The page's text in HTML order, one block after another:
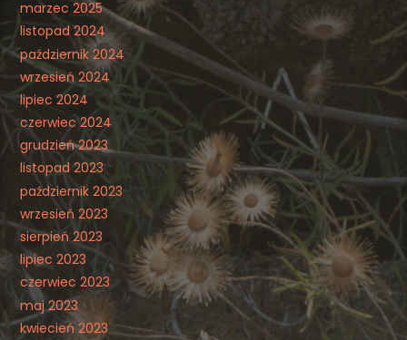
marzec 2025
listopad 2024
październik 2024
wrzesień 2024
lipiec 2024
czerwiec 2024
grudzień 2023
listopad 2023
październik 2023
wrzesień 2023
sierpień 2023
lipiec 2023
czerwiec 2023
maj 2023
kwiecień 2023